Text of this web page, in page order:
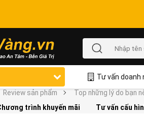
Tư vấn doanh
Review sản phẩm
Top những lý do bạn
trình khuyến mãi Tư vấn cấu